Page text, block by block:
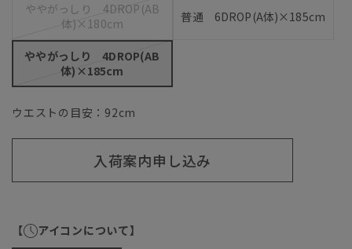
ややがっしり 4DROP(AB
体)×180cm
普通 6DROP(A体)×185cm
ややがっしり 4DROP(AB
体)×185cm
ウエストの目安： 92cm
入荷案内申し込み
【 アイコンについて】